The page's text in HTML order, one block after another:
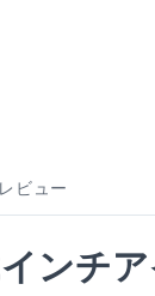
ビュー
ンチ